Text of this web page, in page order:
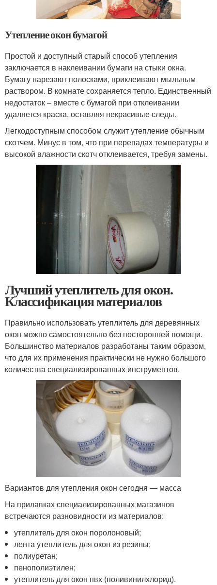
Утепление окон бумагой
Простой и доступный старый способ утепления
заключается в наклеивании бумаги на стыки окна.
Бумагу нарезают полосками, приклеивают мыльным
раствором. В комнате сохраняется тепло. Единственный
недостаток – вместе с бумагой при отклеивании
удаляется краска, оставляя некрасивые следы.
Легкодоступным способом служит утепление обычным
скотчем. Минус в том, что при перепадах температуры и
высокой влажности скотч отклеивается, требуя замены.
Лучший утеплитель для окон.
Классификация материалов
Правильно использовать утеплитель для деревянных
окон можно самостоятельно без посторонней помощи.
Большинство материалов разработаны таким образом,
что для их применения практически не нужно большого
количества специализированных инструментов.
Вариантов для утепления окон сегодня — масса
На прилавках специализированных магазинов
встречаются разновидности из материалов:
утеплитель для окон поролоновый;
лента утеплитель для окон из резины;
полиуретан;
пенополиэтилен;
утеплитель для окон пвх (поливинилхлорид).